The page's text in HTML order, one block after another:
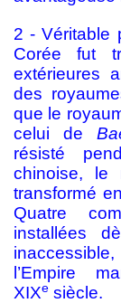
2 - Véritable
Corée fut
extérieures
des
que le
celui de
résisté
chinoise, le
transformé
Quatre
installées
l’Empire
XIXe siècle.